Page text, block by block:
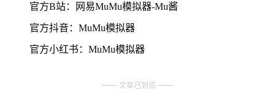
官方B站：网易MuMu模拟器-Mu酱
官方抖音：MuMu模拟器
官方小红书：MuMu模拟器
文章已到底